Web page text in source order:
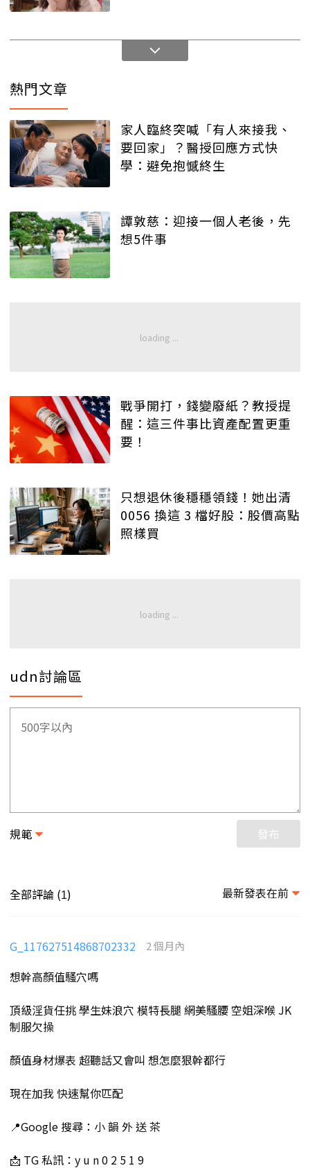
熱門文章
家人臨終突喊「有人來接我、
要回家」？醫授回應方式快
學：避免抱憾終生
譚敦慈：迎接一個人老後，先
想5件事
戰爭開打，錢變廢紙？教授提
醒：這三件事比資產配置更重
要！
只想退休後穩穩領錢！她出清
0056 換這 3 檔好股：股價高點
照樣買
udn討論區
規範 發布
全部評論 (1) 最新發表在前
G_117627514868702332 2 個月內
想幹高顏值騷穴嗎
頂級淫貨任挑 學生妹浪穴 模特長腿 網美騷腰 空姐深喉 JK
制服欠操
顏值身材爆表 超聽話又會叫 想怎麼狠幹都行
現在加我 快速幫你匹配
📍Google 搜尋：小 韻 外 送 茶
📩 TG 私訊：y u n 0 2 5 1 9